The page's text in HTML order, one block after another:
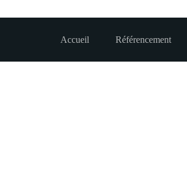
Accueil
Référencement